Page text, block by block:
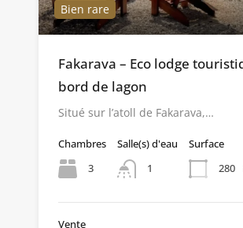
Bien rare
Fakarava – Eco lodge
bord de lagon
Situé sur l’atoll de Fakarava,…
Chambres
3
Salle(s) d'eau
1
Surface
280
Vente